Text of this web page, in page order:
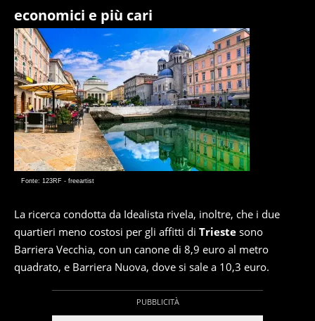
economici e più cari
Fonte: 123RF - freeartist
La ricerca condotta da Idealista rivela, inoltre, che i due
quartieri meno costosi per gli affitti di Trieste sono
Barriera Vecchia, con un canone di 8,9 euro al metro
quadrato, e Barriera Nuova, dove si sale a 10,3 euro.